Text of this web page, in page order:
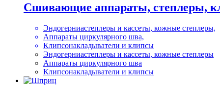
Сшивающие аппараты, степлеры,
Эндогерниастеплеры и кассеты, кожные степлеры,
Аппараты циркулярного шва,
Клипсонакладыватели и клипсы
Эндогерниастеплеры и кассеты, кожные степлеры
Аппараты циркулярного шва
Клипсонакладыватели и клипсы